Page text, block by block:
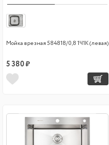
Мойка врезная 584818/0,8 1Ч1К (левая)
5 380 ₽